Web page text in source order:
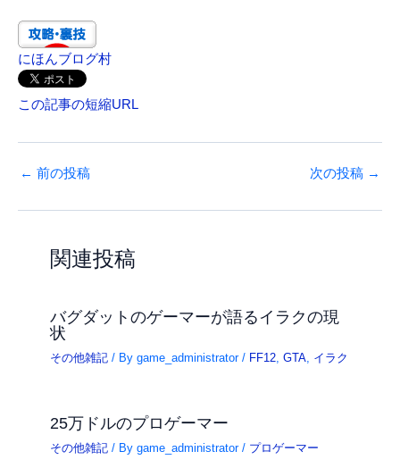
にほんブログ村
この記事の短縮URL
← 前の投稿 次の投稿 →
関連投稿
バグダットのゲーマーが語るイラクの現
状
その他雑記 / Bygame_administrator/ FF12 ,GTA イラク
25万ドルのプロゲーマー
その他雑記 / Bygame_administrator/ プロゲーマー